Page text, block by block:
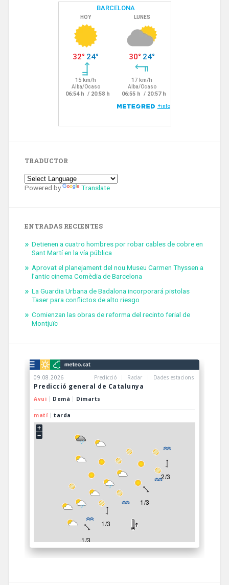
TRADUCTOR
Powered by Translate
ENTRADAS RECIENTES
Detienen a cuatro hombres por robar cables de cobre en
Sant Martí en la vía pública
Aprovat el planejament del nou Museu Carmen Thyssen a
l’antic cinema Comèdia de Barcelona
La Guardia Urbana de Badalona incorporará pistolas
Taser para conflictos de alto riesgo
Comienzan las obras de reforma del recinto ferial de
Montjuïc